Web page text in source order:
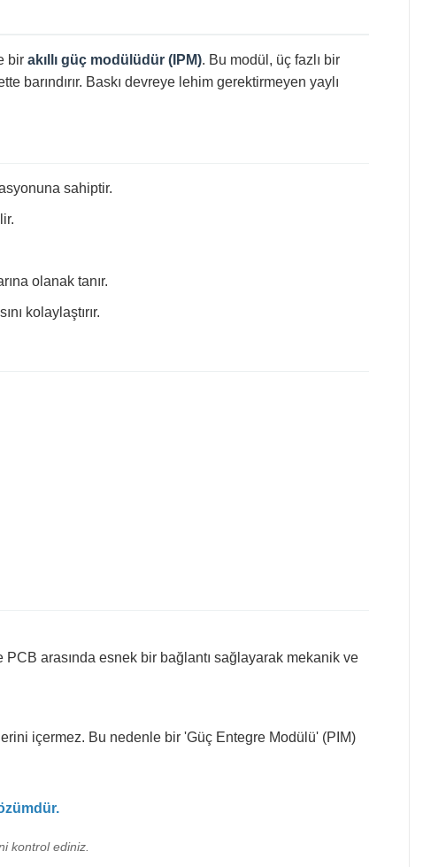
bir akıllı güç modülüdür (IPM). Bu modül, üç fazlı bir
barındırır. Baskı devreye lehim gerektirmeyen yaylı
sahiptir.
olanak tanır.
kolaylaştırır.
PCB arasında esnek bir bağlantı sağlayarak mekanik ve
içermez. Bu nedenle bir 'Güç Entegre Modülü' (PIM)
kontrol ediniz.